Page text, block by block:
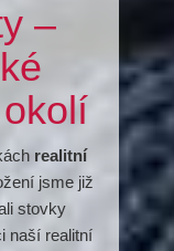
–
realitní
jsme již
stovky
naší realitní